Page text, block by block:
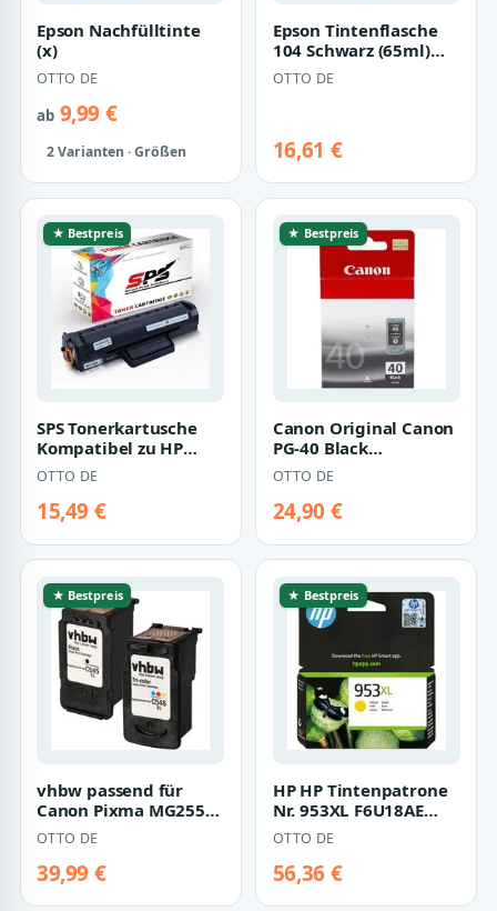
Epson Nachfülltinte
(x)
OTTO DE
ab9,99 €
2 Varianten · Größen
Epson Tintenflasche
104 Schwarz (65ml)
Tintenpatrone
OTTO DE
16,61 €
★ Bestpreis
SPS Tonerkartusche
Kompatibel zu HP
Laser MFP 137FWG
W1106A 106A Toner…
OTTO DE
15,49 €
★ Bestpreis
Canon Original Canon
PG-40 Black
(0615B001)
Tintenpatrone
OTTO DE
24,90 €
★ Bestpreis
vhbw passend für
Canon Pixma MG2550,
MG2555, MG3051,
MG3050, MG-2550,…
OTTO DE
39,99 €
★ Bestpreis
HP HP Tintenpatrone
Nr. 953XL F6U18AE
Gelb (ca. 1.600
Tintenpatrone
OTTO DE
56,36 €